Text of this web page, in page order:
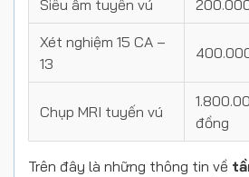
Siêu âm tuyến vú
Xét nghiệm 15 CA –
13
Chụp MRI tuyến vú
đồng
Trên đây là những thông tin về